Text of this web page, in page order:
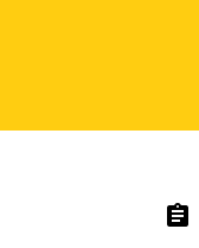
assignment